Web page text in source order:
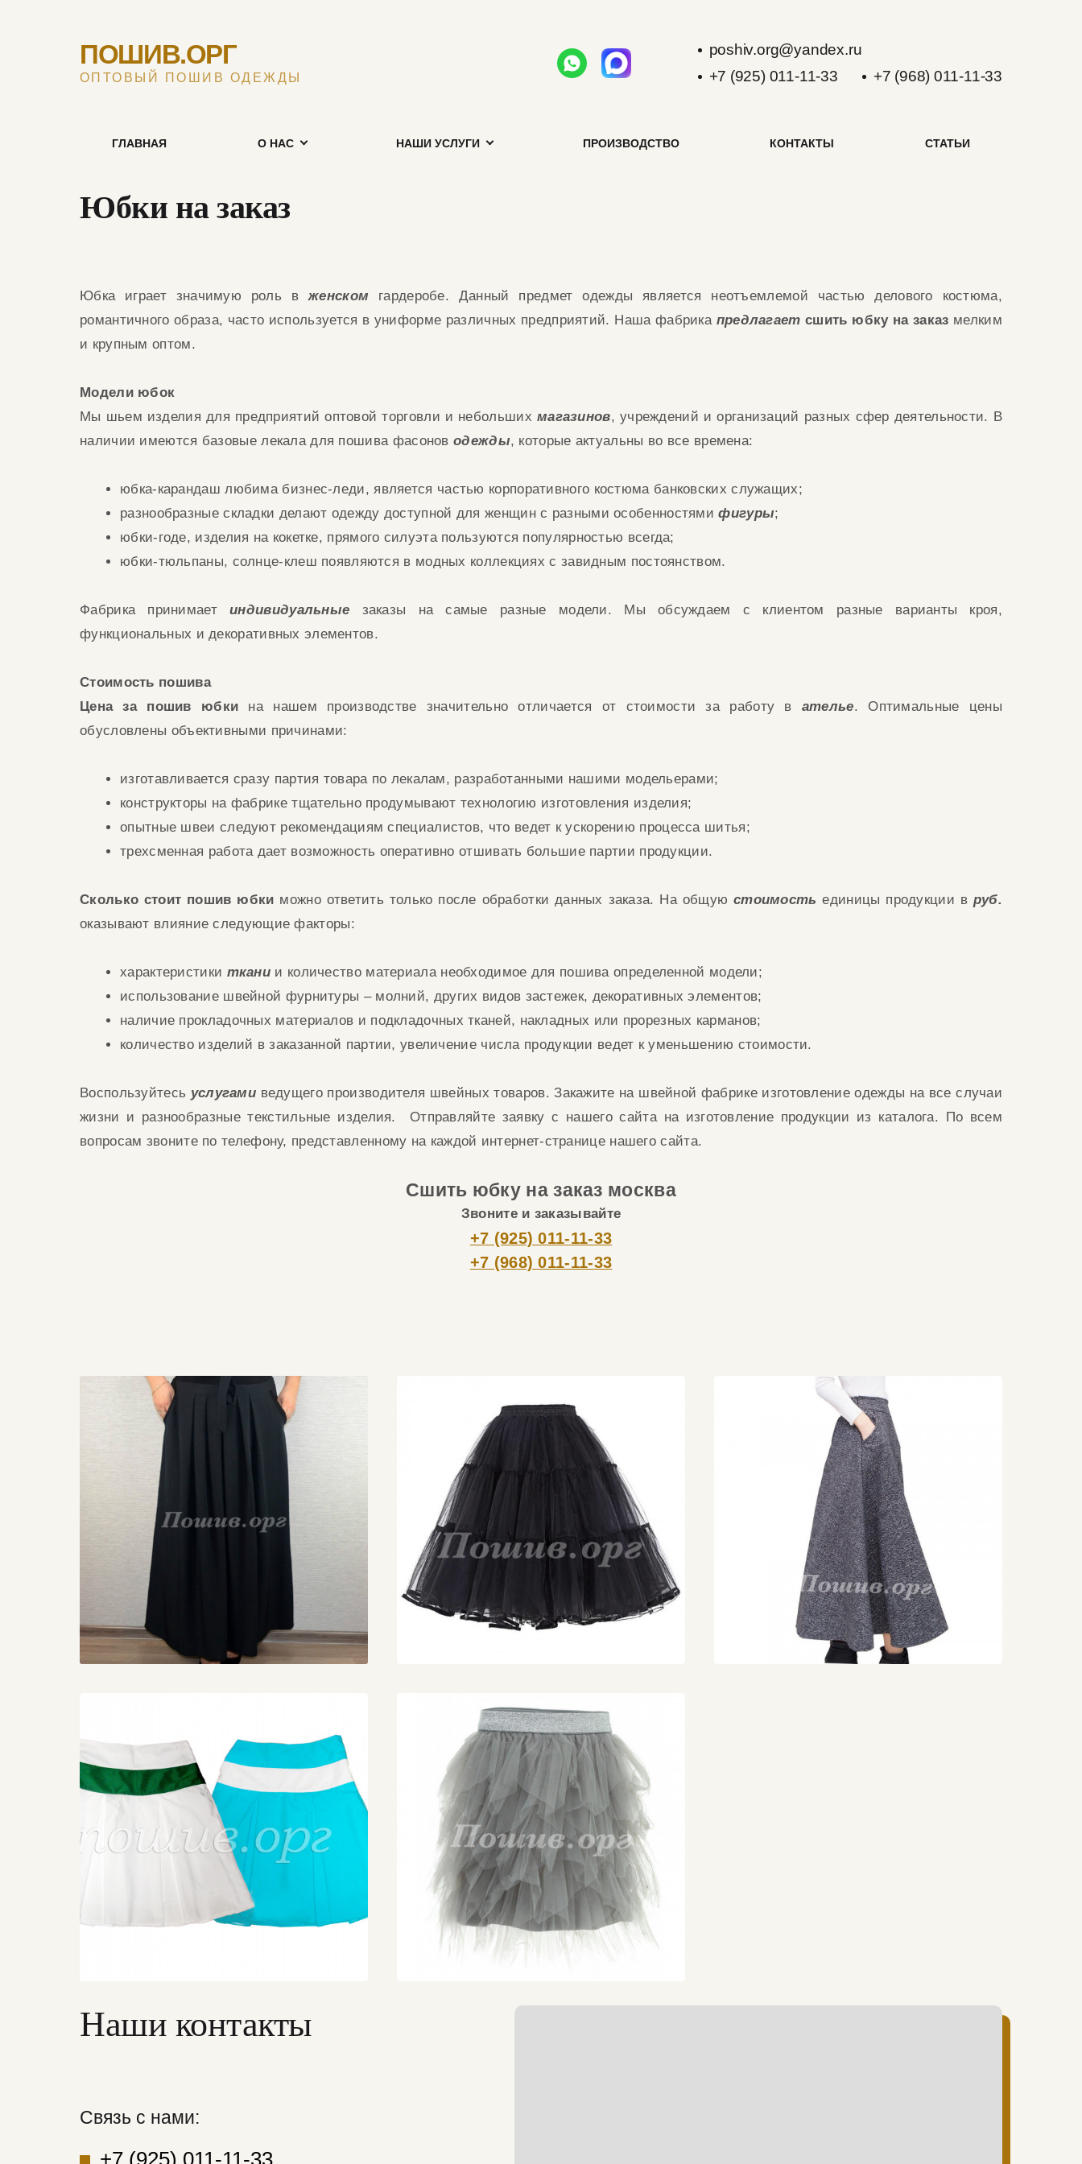
ПОШИВ.ОРГ
ОПТОВЫЙ ПОШИВ ОДЕЖДЫ
poshiv.org@yandex.ru
+7 (925) 011-11-33
+7 (968) 011-11-33
ГЛАВНАЯ О НАС НАШИ УСЛУГИ ПРОИЗВОДСТВО КОНТАКТЫ СТАТЬИ
Юбки на заказ
Юбка играет значимую роль вженском гардеробе. Данный предмет одежды является неотъемлемой частью делового костюма,
романтичного образа, часто используется в униформе различных предприятий. Наша фабрика предлагает сшить юбку на заказ мелким
и крупным оптом.
Модели юбок
Мы шьем изделия для предприятий оптовой торговли и небольших магазинов, учреждений и организаций разных сфер деятельности. В
наличии имеются базовые лекала для пошива фасонов одежды, которые актуальны во все времена:
юбка-карандаш любима бизнес-леди, является частью корпоративного костюма банковских служащих;
разнообразные складки делают одежду доступной для женщин с разными особенностямифигуры;
юбки-годе, изделия на кокетке, прямого силуэта пользуются популярностью всегда;
юбки-тюльпаны, солнце-клеш появляются в модных коллекциях с завидным постоянством.
Фабрика принимаетиндивидуальные заказы на самые разные модели. Мы обсуждаем с клиентом разные варианты кроя,
функциональных и декоративных элементов.
Стоимость пошива
Цена за пошив юбки на нашем производстве значительно отличается от стоимости за работу в ателье. Оптимальные цены
обусловлены объективными причинами:
изготавливается сразу партия товара по лекалам, разработанными нашими модельерами;
конструкторы на фабрике тщательно продумывают технологию изготовления изделия;
опытные швеи следуют рекомендациям специалистов, что ведет к ускорению процесса шитья;
трехсменная работа дает возможность оперативно отшивать большие партии продукции.
Сколько стоит пошив юбки можно ответить только после обработки данных заказа. На общую стоимость единицы продукции в руб.
оказывают влияние следующие факторы:
характеристики ткани и количество материала необходимое для пошива определенной модели;
использование швейной фурнитуры –молний, других видов застежек, декоративных элементов;
наличие прокладочных материалов и подкладочных тканей, накладных или прорезных карманов;
количество изделий в заказанной партии, увеличение числа продукции ведет к уменьшению стоимости.
Воспользуйтесь услугами ведущего производителя швейных товаров. Закажите на швейной фабрике изготовление одежды на все случаи
жизни и разнообразные текстильные изделия. Отправляйте заявкус нашего сайта на изготовление продукции из каталога. По всем
вопросам звоните по телефону, представленному на каждой интернет-страниценашего сайта.
Сшить юбку на заказ москва
Звоните и заказывайте
+7 (925) 011-11-33
+7 (968) 011-11-33
Наши контакты
Связь с нами:
+7 (925) 011-11-33